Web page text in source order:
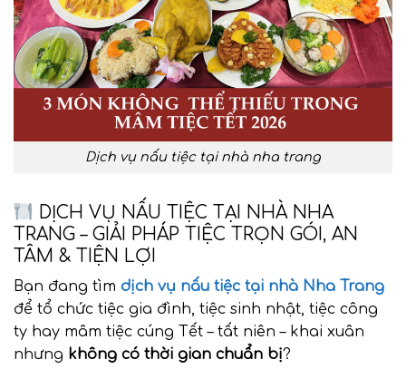
Dịch vụ nấu tiệc tại nhà nha trang
DỊCH VỤ NẤU TIỆC TẠI NHÀ NHA
TRANG – GIẢI PHÁP TIỆC TRỌN GÓI, AN
TÂM & TIỆN LỢI
Bạn đang tìm dịch vụ nấu tiệc tại nhà Nha Trang
để tổ chức tiệc gia đình, tiệc sinh nhật, tiệc công
ty hay mâm tiệc cúng Tết – tất niên – khai xuân
nhưng không có thời gian chuẩn bị?